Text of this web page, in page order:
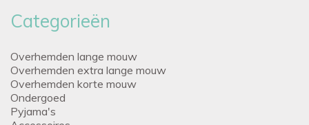
Categorieën
Overhemden lange mouw
Overhemden extra lange mouw
Overhemden korte mouw
Ondergoed
Pyjama's